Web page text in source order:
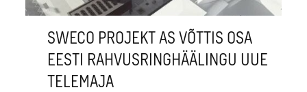
SWECO PROJEKT AS VÕTTIS OSA
EESTI RAHVUSRINGHÄÄLINGU UUE
TELEMAJA